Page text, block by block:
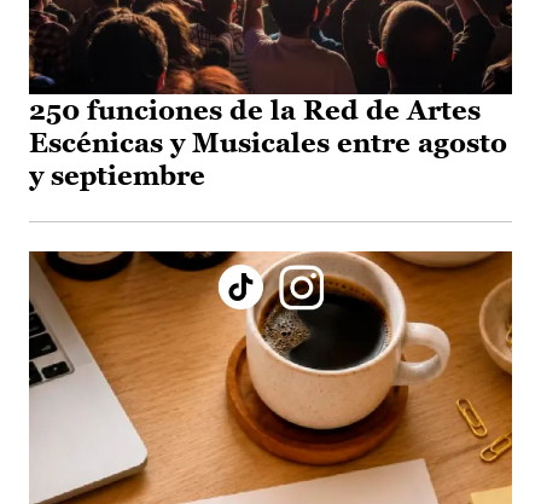
250 funciones de la Red de Artes
Escénicas y Musicales entre agosto
y septiembre